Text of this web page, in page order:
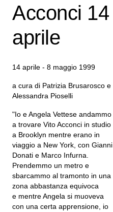
Acconci 14
aprile
14 aprile - 8 maggio 1999
a cura di Patrizia Brusarosco e
Alessandra Pioselli
"Io e Angela Vettese andammo
a trovare Vito Acconci in studio
a Brooklyn mentre erano in
viaggio a New York, con Gianni
Donati e Marco Infurna.
Prendemmo un metro e
sbarcammo al tramonto in una
zona abbastanza equivoca
e mentre Angela si muoveva
con una certa apprensione, io